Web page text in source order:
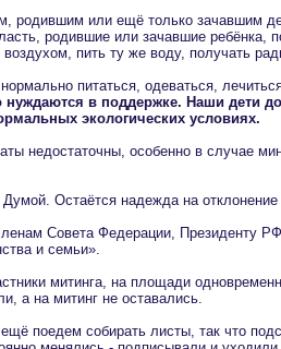
родившим или ещё только зачавшим
родившие или зачавшие ребёнка,
пить ту же воду, получать
питаться, одеваться,
нуждаются в поддержке. Наши дети
экологических условиях.
недостаточны, особенно в случае
Остаётся надежда на
Совета Федерации, Президенту
и семьи».
митинга, на площади
а на митинг не оставались.
поедем собирать листы, так что